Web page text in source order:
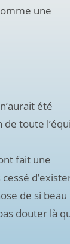
une
été
de toute
fait une
de si beau
douter là